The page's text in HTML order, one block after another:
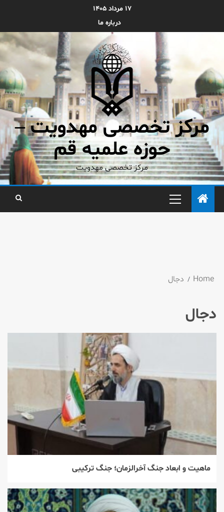
۱۷ مرداد ۱۴۰۵
درباره ما
مرکز تخصصی مهدویت –
حوزه علمیه قم
مرکز تخصصی مهدویت
Home دجال
دجال
ماهیت و ابعاد جنگ آخرالزمان؛ جنگ ترکیبی